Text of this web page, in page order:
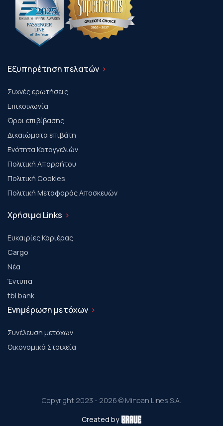
Εξυπηρέτηση πελατών
Συχνές ερωτήσεις
Επικοινωνία
Όροι επιβίβασης
Δικαιώματα επιβάτη
Ενότητα Καταγγελιών
Πολιτική Απορρήτου
Πολιτική Cookies
Πολιτική Μεταφοράς Αποσκευών
Χρήσιμα Links
Ευκαιρίες Καριέρας
Cargo
Νέα
Έντυπα
tbi bank
Ενημέρωση μετόχων
Συνέλευση μετόχων
Οικονομικά Στοιχεία
Copyright 2023 - 2026 © Minoan Lines S.A.
Created by